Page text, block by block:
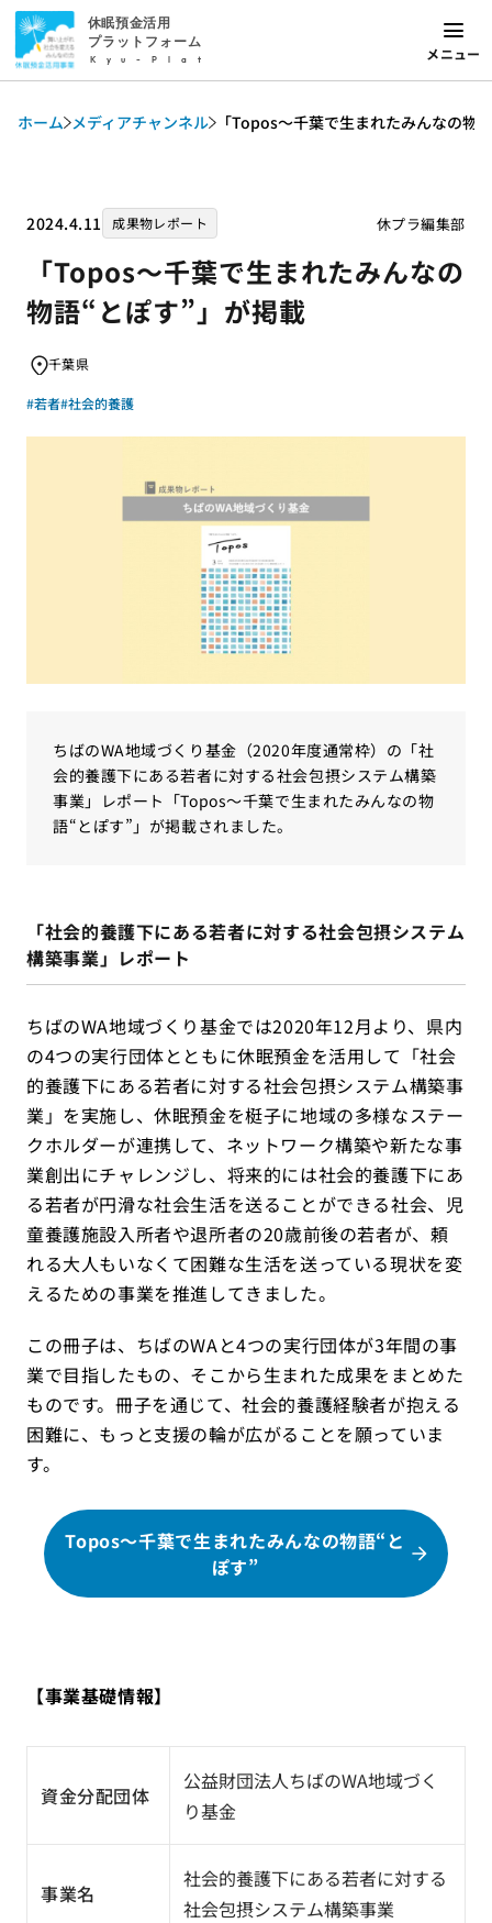
休眠預金活用
プラットフォーム
Kyu-Plat メニュー
ホーム メディアチャンネル 「Topos～千葉で生まれたみんなの物
2024.4.11 成果物レポート 休プラ編集部
「Topos～千葉で生まれたみんなの
物語“とぽす”」が掲載
千葉県
#若者#社会的養護
ちばのWA地域づくり基金（2020年度通常枠）の「社
会的養護下にある若者に対する社会包摂システム構築
事業」レポート「Topos～千葉で生まれたみんなの物
語“とぽす”」が掲載されました。
「社会的養護下にある若者に対する社会包摂システム
構築事業」レポート
ちばのWA地域づくり基金では2020年12月より、県内
の4つの実行団体とともに休眠預金を活用して「社会
的養護下にある若者に対する社会包摂システム構築事
業」を実施し、休眠預金を梃子に地域の多様なステー
クホルダーが連携して、ネットワーク構築や新たな事
業創出にチャレンジし、将来的には社会的養護下にあ
る若者が円滑な社会生活を送ることができる社会、児
童養護施設入所者や退所者の20歳前後の若者が、頼
れる大人もいなくて困難な生活を送っている現状を変
えるための事業を推進してきました。
この冊子は、ちばのWAと4つの実行団体が3年間の事
業で目指したもの、そこから生まれた成果をまとめた
ものです。冊子を通じて、社会的養護経験者が抱える
困難に、もっと支援の輪が広がることを願っていま
す。
Topos～千葉で生まれたみんなの物語“と
ぽす”
【事業基礎情報】
資金分配団体
公益財団法人ちばのWA地域づく
り基金
事業名
社会的養護下にある若者に対する
社会包摂システム構築事業